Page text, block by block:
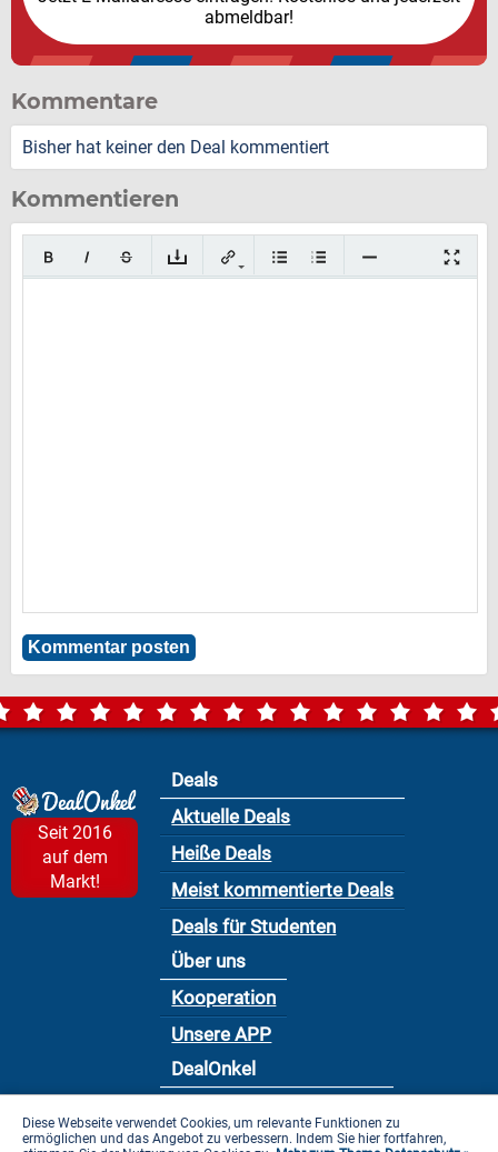
abmeldbar!
Kommentare
Bisher hat keiner den Deal kommentiert
Kommentieren
Seit 2016
auf dem
Markt!
Deals
Aktuelle Deals
Heiße Deals
Meist kommentierte Deals
Deals für Studenten
Über uns
Kooperation
Unsere APP
DealOnkel
Datenschutzbestimmung
Diese Webseite verwendet Cookies, um relevante Funktionen zu
ermöglichen und das Angebot zu verbessern. Indem Sie hier fortfahren,